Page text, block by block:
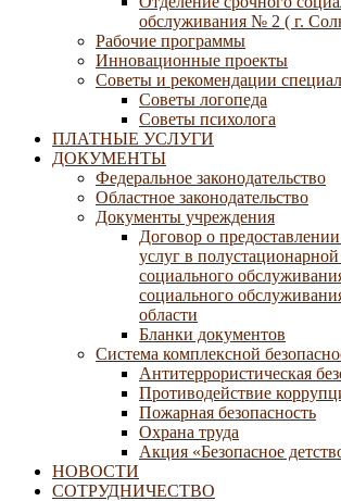
обслуживания № 2 ( г.
Рабочие программы
Инновационные проекты
Советы и рекомендации
Советы логопеда
Советы психолога
ПЛАТНЫЕ УСЛУГИ
ДОКУМЕНТЫ
Федеральное законодательство
Областное законодательство
Документы учреждения
Договор о
услуг в
социального
социального
области
Бланки документов
Система комплексной
Антитеррористическая
Противодействие
Пожарная безопасность
Охрана труда
Акция «Безопасное
НОВОСТИ
СОТРУДНИЧЕСТВО